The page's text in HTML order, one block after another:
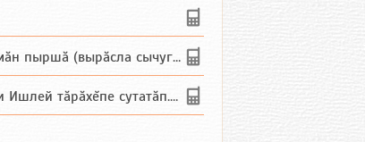
пыршă (вырăсла сычуг) ...
тăрăхĕпе сутатăп. Ха...